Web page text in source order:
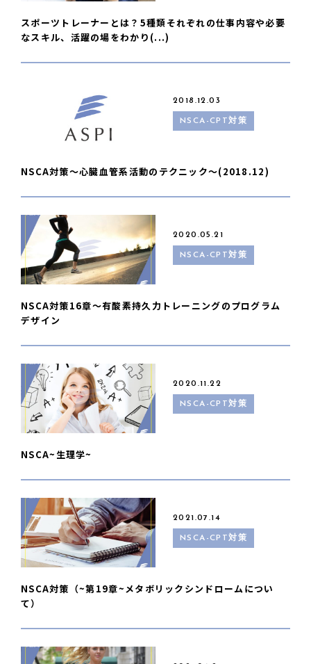
スポーツトレーナーとは？5種類それぞれの仕事内容や必要
なスキル、活躍の場をわかり(...)
2018.12.03
NSCA-CPT対策
NSCA対策〜心臓血管系活動のテクニック〜(2018.12)
2020.05.21
NSCA-CPT対策
NSCA対策16章〜有酸素持久力トレーニングのプログラム
デザイン
2020.11.22
NSCA-CPT対策
NSCA~生理学~
2021.07.14
NSCA-CPT対策
NSCA対策（~第19章~メタボリックシンドロームについ
て）